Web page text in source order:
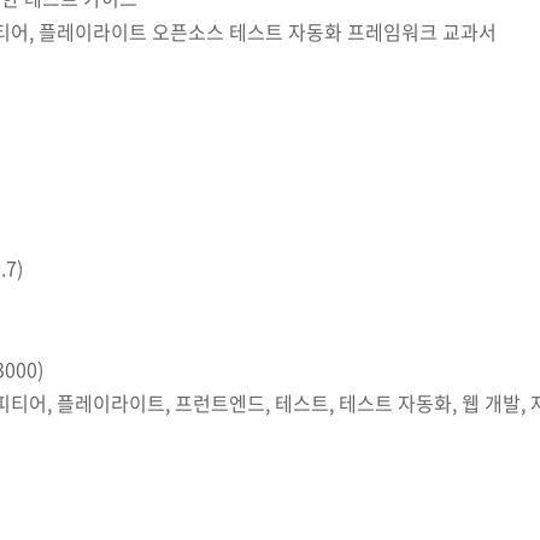
, 플레이라이트 오픈소스 테스트 자동화 프레임워크 교과서
어, 플레이라이트, 프런트엔드, 테스트, 테스트 자동화, 웹 개발,